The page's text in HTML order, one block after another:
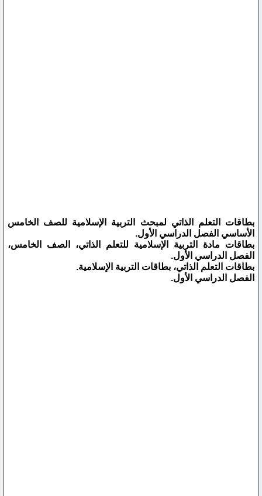
بطاقات التعلم الذاتي لمبحث التربية الإسلامية للصف الخامس
الأساسي الفصل الدراسي الأول.
بطاقات مادة التربية الإسلامية للتعلم الذاتي، الصف الخامس،
الفصل الدراسي الأول.
بطاقات التعلم الذاتي، بطاقات التربية الإسلامية.
الفصل الدراسي الأول.